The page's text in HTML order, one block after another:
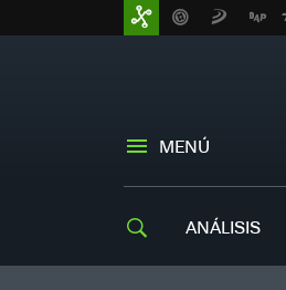
MENÚ
ANÁLISIS